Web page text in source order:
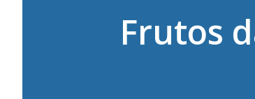
Frutos